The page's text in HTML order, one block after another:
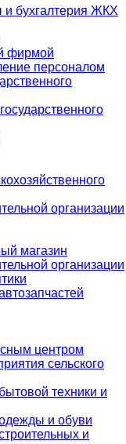
и бухгалтерия ЖКХ
фирмой
персоналом
организации
магазин
организации
центром
сельского
техники и
и обуви
и